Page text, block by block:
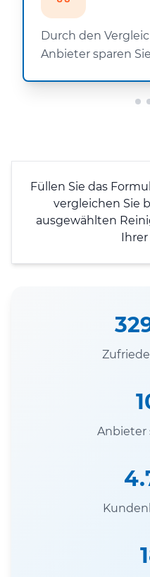
Durch den
Anbieter sparen
Füllen Sie das
vergleichen Sie
ausgewählten
Ihrer
Anbieter